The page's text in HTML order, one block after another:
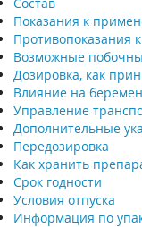
Показания к
Противопоказания
Возможные
Дозировка, как
Влияние на
Управление
Дополнительные
Передозировка
Как хранить
Срок годности
Условия отпуска
Информация по